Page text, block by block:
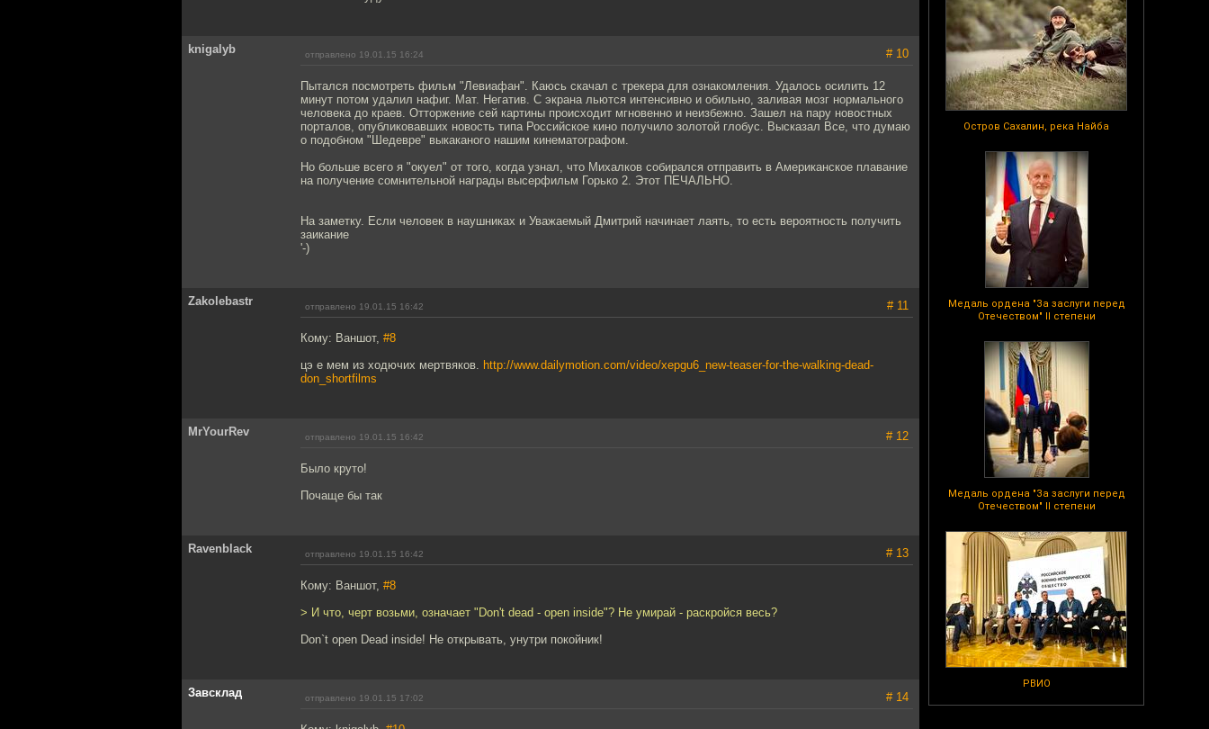
Остров Сахалин, река Найба
Медаль ордена "За заслуги перед
Отечеством" II степени
Медаль ордена "За заслуги перед
Отечеством" II степени
РВИО
knigalyb отправлено 19.01.15 16:24 # 10
Пытался посмотреть фильм "Левиафан". Каюсь скачал с трекера для ознакомления. Удалось осилить 12
минут потом удалил нафиг. Мат. Негатив. С экрана льются интенсивно и обильно, заливая мозг нормального
человека до краев. Отторжение сей картины происходит мгновенно и неизбежно. Зашел на пару новостных
порталов, опубликовавших новость типа Российское кино получило золотой глобус. Высказал Все, что думаю
о подобном "Шедевре" выкаканого нашим кинематографом.
Но больше всего я "окуел" от того, когда узнал, что Михалков собирался отправить в Американское плавание
на получение сомнительной награды высерфильм Горько 2. Этот ПЕЧАЛЬНО.
На заметку. Если человек в наушниках и Уважаемый Дмитрий начинает лаять, то есть вероятность получить
заикание
'-)
Zakolebastr отправлено 19.01.15 16:42 # 11
Кому: Ваншот, #8
цэ е мем из ходючих мертвяков. http://www.dailymotion.com/video/xepgu6_new-teaser-for-the-walking-dead-
don_shortfilms
MrYourRev отправлено 19.01.15 16:42 # 12
Было круто!
Почаще бы так
Ravenblack отправлено 19.01.15 16:42 # 13
Кому: Ваншот, #8
> И что, черт возьми, означает "Don't dead - open inside"? Не умирай - раскройся весь?
Don`t open Dead inside! Не открывать, унутри покойник!
Завсклад отправлено 19.01.15 17:02 # 14